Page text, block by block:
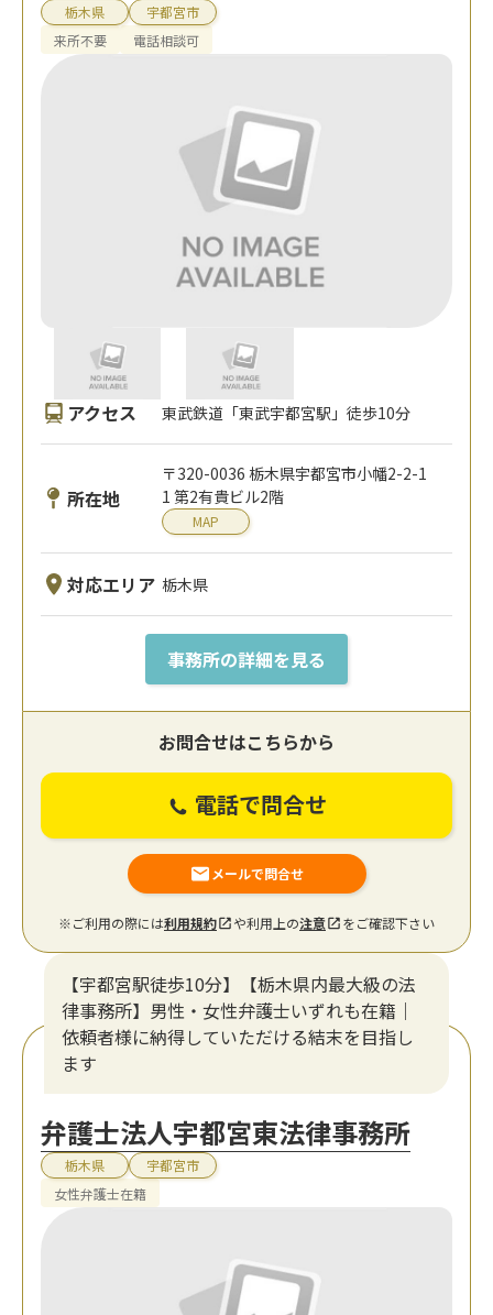
栃木県
宇都宮市
来所不要
電話相談可
アクセス 東武鉄道「東武宇都宮駅」徒歩10分
所在地
〒320-0036 栃木県宇都宮市小幡2-2-1
1 第2有貴ビル2階
MAP
対応エリア 栃木県
事務所の詳細を見る
お問合せはこちらから
電話で問合せ
メールで問合せ
※ご利用の際には利用規約 や利用上の注意 をご確認下さい
【宇都宮駅徒歩10分】【栃木県内最大級の法
律事務所】男性・女性弁護士いずれも在籍｜
依頼者様に納得していただける結末を目指し
ます
弁護士法人宇都宮東法律事務所
栃木県
宇都宮市
女性弁護士在籍